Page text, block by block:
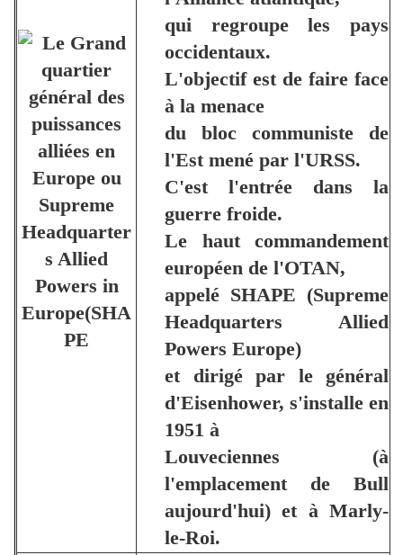
qui regroupe les pays
occidentaux.
L'objectif est de faire face
à la menace
du bloc communiste de
l'Est mené par l'URSS.
C'est l'entrée dans la
guerre froide.
Le haut commandement
européen de l'OTAN,
appelé SHAPE (Supreme
Headquarters Allied
Powers Europe)
et dirigé par le général
d'Eisenhower, s'installe en
1951 à
Louveciennes (à
l'emplacement de Bull
aujourd'hui) et à Marly-
le-Roi.